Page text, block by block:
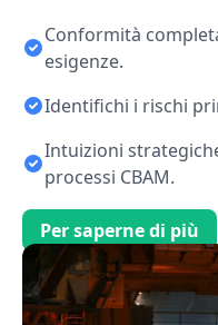
Conformità
esigenze.
Identifichi i rischi
Intuizioni
processi CBAM.
Per saperne di più